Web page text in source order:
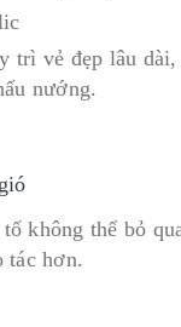
trì vẻ đẹp lâu
nướng.
không thể bỏ
tác hơn.